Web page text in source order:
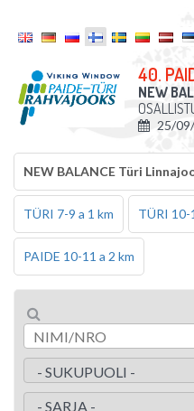
40.
NEW
25/
NEW BALANCE Türi
TÜRI 7-9 a 1 km TÜRI 10-
PAIDE 10-11 a 2 km